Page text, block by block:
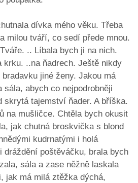
dívka mého věku. Třeba
milou tváří, co sedí přede mnou.
.. Líbala bych ji na nich.
krku. ..na ňadrech. Ještě nikdy
jiné ženy. Jakou má
abych co nejpodrobněji
skrytá tajemství ňader. A bříška.
na mušličce. Chtěla bych okusit
jak chutná broskvička s blond
kudrnatými i holá
dráždění poštěváčku, brala bych
sála a zase něžně laskala
jak má milá ztěžka dýchá,